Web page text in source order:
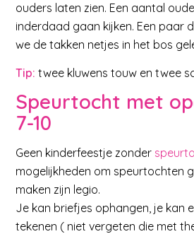
ouders laten zien. Een aantal
inderdaad gaan kijken. Een paar
we de takken netjes in het bos
Tip: twee kluwens touw en twee
Speurtocht met
7-10
Geen kinderfeestje zonder
mogelijkheden om speurtochten
maken zijn legio.
Je kan briefjes ophangen, je kan
tekenen ( niet vergeten die met